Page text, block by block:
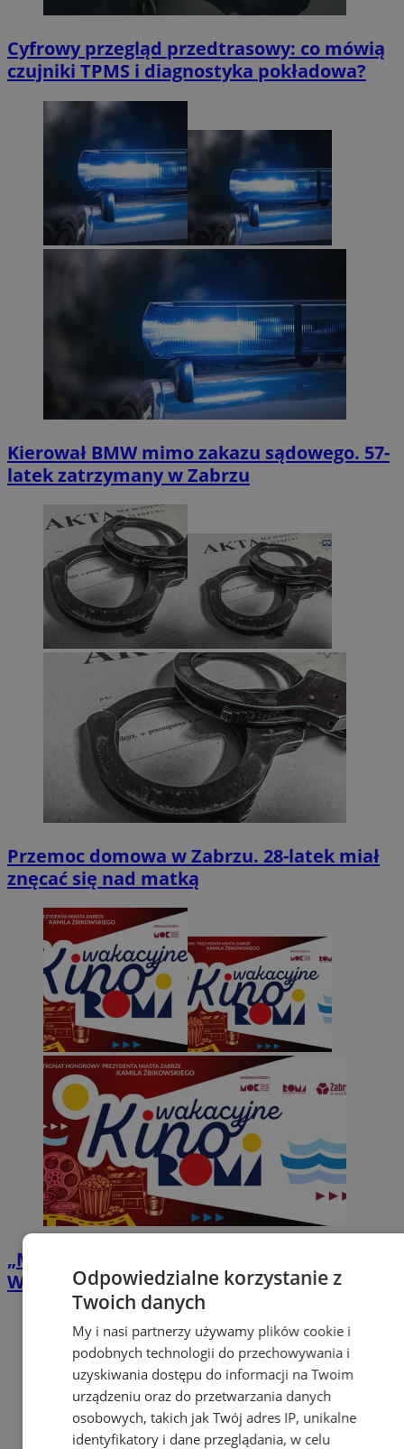
Cyfrowy przegląd przedtrasowy: co mówią
czujniki TPMS i diagnostyka pokładowa?
Kierował BMW mimo zakazu sądowego. 57-
latek zatrzymany w Zabrzu
Przemoc domowa w Zabrzu. 28-latek miał
znęcać się nad matką
„Matrix” pod gwiazdami w Zabrzu.
Wakacyjne Kino ROMA zawita na Zaborze
Odpowiedzialne korzystanie z
Twoich danych
My i nasi partnerzy używamy plików cookie i
podobnych technologii do przechowywania i
uzyskiwania dostępu do informacji na Twoim
urządzeniu oraz do przetwarzania danych
osobowych, takich jak Twój adres IP, unikalne
identyfikatory i dane przeglądania, w celu